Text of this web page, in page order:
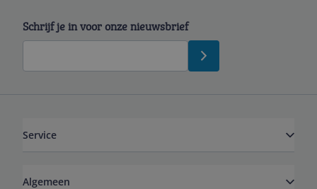
Schrijf je in voor onze nieuwsbrief
Service
Algemeen